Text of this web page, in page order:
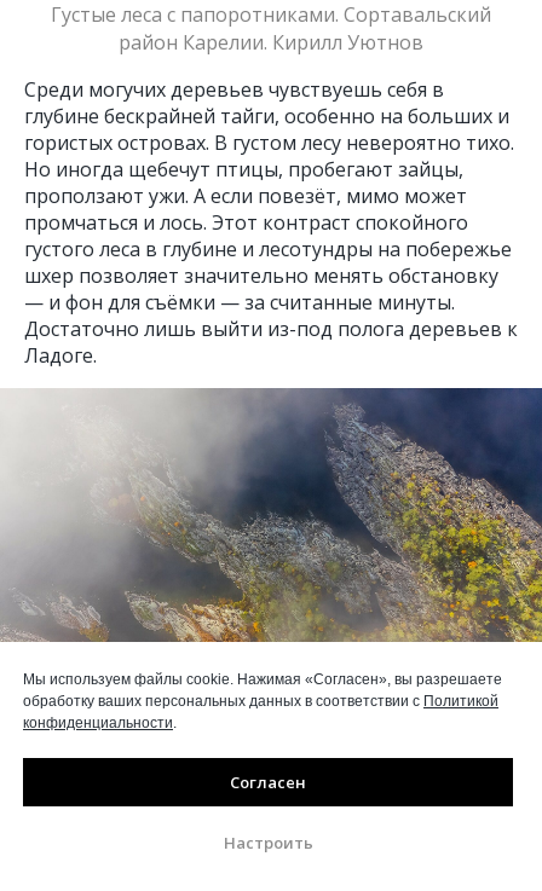
Густые леса с папоротниками. Сортавальский
район Карелии. Кирилл Уютнов
Среди могучих деревьев чувствуешь себя в
глубине бескрайней тайги, особенно на больших и
гористых островах. В густом лесу невероятно тихо.
Но иногда щебечут птицы, пробегают зайцы,
проползают ужи. А если повезёт, мимо может
промчаться и лось. Этот контраст спокойного
густого леса в глубине и лесотундры на побережье
шхер позволяет значительно менять обстановку
— и фон для съёмки — за считанные минуты.
Достаточно лишь выйти из-под полога деревьев к
Ладоге.
Осенняя тайга на островах. Сортавальский район
Карелии. Кирилл Уютнов
Шагая по окатанным скалам и перепрыгивая
Мы используем файлы cookie. Нажимая «Согласен», вы разрешаете
обработку ваших персональных данных в соответствии с Политикой
конфиденциальности.
Согласен
Настроить